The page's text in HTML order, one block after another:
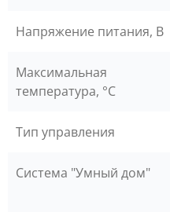
Напряжение питания, В
Максимальная
температура, °C
Тип управления
Система "Умный дом"